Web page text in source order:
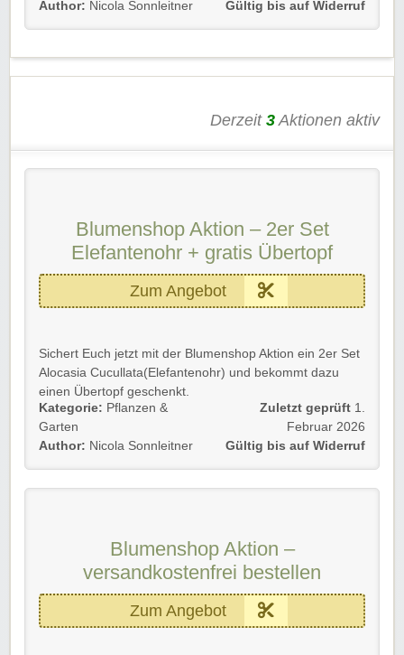
Author: Nicola Sonnleitner
Gültig bis auf Widerruf
Derzeit 3 Aktionen aktiv
Blumenshop Aktion – 2er Set
Elefantenohr + gratis Übertopf
Zum Angebot
Sichert Euch jetzt mit der Blumenshop Aktion ein 2er Set
Alocasia Cucullata(Elefantenohr) und bekommt dazu
einen Übertopf geschenkt.
Gültig für Neu- und Bestandskunden solange der Vorrat
reicht.
Kategorie: Pflanzen &
Garten
Author: Nicola Sonnleitner
Zuletzt geprüft 1.
Februar 2026
Gültig bis auf Widerruf
Blumenshop Aktion –
versandkostenfrei bestellen
Zum Angebot